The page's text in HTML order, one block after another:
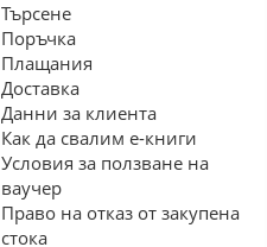
Търсене
Поръчка
Плащания
Доставка
Данни за клиента
Как да свалим е-книги
Условия за ползване на
ваучер
Право на отказ от закупена
стока